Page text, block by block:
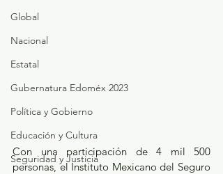
Global
Nacional
Estatal
Gubernatura Edoméx 2023
Política y Gobierno
Educación y Cultura
Seguridad y Justicia
Con una participación de 4 mil 500
personas, el Instituto Mexicano del Seguro